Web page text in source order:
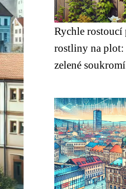
Rychle rostoucí
rostliny na plot:
zelené